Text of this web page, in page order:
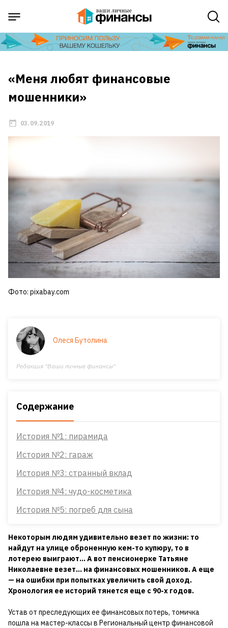
«Меня любят финансовые
мошенники»
03.09.2019
Фото: pixabay.com
Олеся Бутолина
Редакция "Ваши личные финансы"
Содержание
История №1: пирамида
История №2: гараж
История №3: странный вклад
История №4: чудо-косметика
История №5: погреб для сына
Некоторым людям удивительно везет по жизни: то
найдут на улице оброненную кем-то купюру, то в
лотерею выиграют… А вот пенсионерке Татьяне
Николаевне везет… на финансовых мошенников. А еще
— на ошибки при попытках увеличить свой доход.
Хронология ее историй тянется еще с 90-х годов.
Устав от преследующих ее финансовых потерь, томичка
пошла на мастер-классы в Региональный центр финансовой